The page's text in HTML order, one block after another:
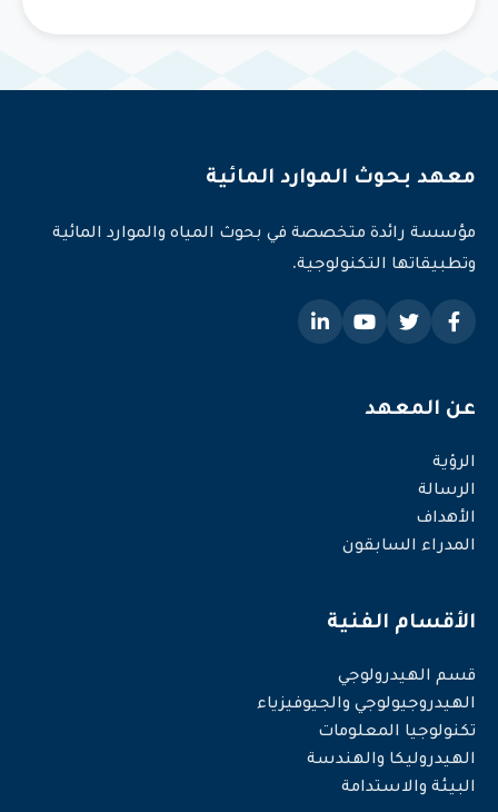
معهد بحوث الموارد المائية
مؤسسة رائدة متخصصة في بحوث المياه والموارد المائية
وتطبيقاتها التكنولوجية.
عن المعهد
الرؤية
الرسالة
الأهداف
المدراء السابقون
الأقسام الفنية
قسم الهيدرولوجي
الهيدروجيولوجي والجيوفيزياء
تكنولوجيا المعلومات
الهيدروليكا والهندسة
البيئة والاستدامة